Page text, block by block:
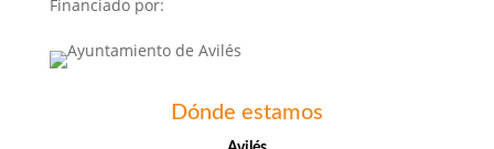
Financiado por:
Dónde estamos